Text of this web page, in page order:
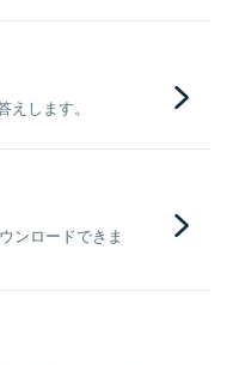
します。
ンロードできま